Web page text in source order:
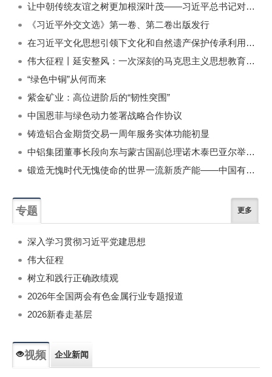
让中朝传统友谊之树更加根深叶茂——习近平总书记对朝鲜进行国事访问纪实
《习近平外交文选》第一卷、第二卷出版发行
在习近平文化思想引领下文化和自然遗产保护传承利用工作开创新局面
伟大征程丨延安整风：一次深刻的马克思主义思想教育运动
“绿色中铜”从何而来
紫金矿业：高位进阶后的“韧性突围”
中国恩菲与绿色动力签署战略合作协议
铸造铝合金期货交易一周年服务实体功能初显
中铝集团董事长段向东与蒙古国副总理诺木泰巴亚尔举行会谈
锻造无愧时代无愧使命的世界一流新质产能——中国有色金属工业的战略应对与破局之道（二）
专题 更多
深入学习贯彻习近平党建思想
伟大征程
树立和践行正确政绩观
2026年全国两会有色金属行业专题报道
2026新春走基层
视频 企业新闻